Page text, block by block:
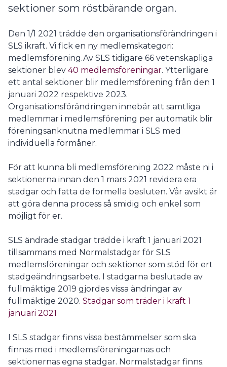
sektioner som röstbärande organ.
Den 1/1 2021 trädde den organisationsförändringen i
SLS ikraft. Vi fick en ny medlemskategori:
medlemsförening.Av SLS tidigare 66 vetenskapliga
sektioner blev 40 medlemsföreningar. Ytterligare
ett antal sektioner blir medlemsförening från den 1
januari 2022 respektive 2023.
Organisationsförändringen innebär att samtliga
medlemmar i medlemsförening per automatik blir
föreningsanknutna medlemmar i SLS med
individuella förmåner.
För att kunna bli medlemsförening 2022 måste ni i
sektionerna innan den 1 mars 2021 revidera era
stadgar och fatta de formella besluten. Vår avsikt är
att göra denna process så smidig och enkel som
möjligt för er.
SLS ändrade stadgar trädde i kraft 1 januari 2021
tillsammans med Normalstadgar för SLS
medlemsföreningar och sektioner som stöd för ert
stadgeändringsarbete. I stadgarna beslutade av
fullmäktige 2019 gjordes vissa ändringar av
fullmäktige 2020. Stadgar som träder i kraft 1
januari 2021
I SLS stadgar finns vissa bestämmelser som ska
finnas med i medlemsföreningarnas och
sektionernas egna stadgar. Normalstadgar finns.